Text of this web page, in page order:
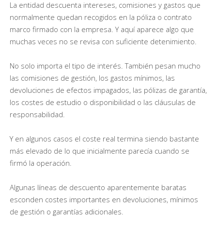
La entidad descuenta intereses, comisiones y gastos que
normalmente quedan recogidos en la póliza o contrato
marco firmado con la empresa. Y aquí aparece algo que
muchas veces no se revisa con suficiente detenimiento.
No solo importa el tipo de interés. También pesan mucho
las comisiones de gestión, los gastos mínimos, las
devoluciones de efectos impagados, las pólizas de garantía,
los costes de estudio o disponibilidad o las cláusulas de
responsabilidad.
Y en algunos casos el coste real termina siendo bastante
más elevado de lo que inicialmente parecía cuando se
firmó la operación.
Algunas líneas de descuento aparentemente baratas
esconden costes importantes en devoluciones, mínimos
de gestión o garantías adicionales.